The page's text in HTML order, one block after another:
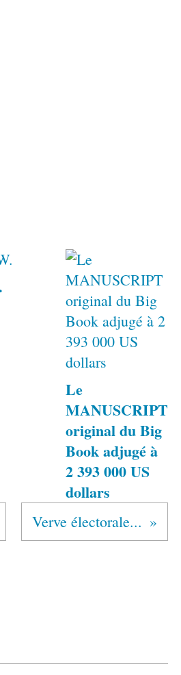
Le
MANUSCRIPT
original du Big
Book adjugé à
2 393 000 US
dollars
Verve électorale...